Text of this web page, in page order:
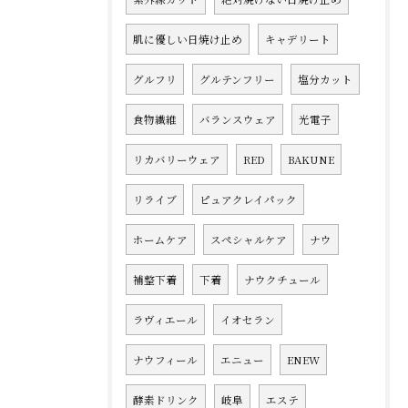
肌に優しい日焼け止め キャデリート
グルフリ グルテンフリー 塩分カット
食物繊維 バランスウェア 光電子
リカバリーウェア RED BAKUNE
リライブ ピュアクレイパック
ホームケア スペシャルケア ナウ
補整下着 下着 ナウクチュール
ラヴィエール イオセラン
ナウフィール エニュー ENEW
酵素ドリンク 岐阜 エステ